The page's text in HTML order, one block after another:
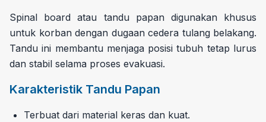
Spinal board atau tandu papan digunakan khusus
untuk korban dengan dugaan cedera tulang belakang.
Tandu ini membantu menjaga posisi tubuh tetap lurus
dan stabil selama proses evakuasi.
Karakteristik Tandu Papan
Terbuat dari material keras dan kuat.